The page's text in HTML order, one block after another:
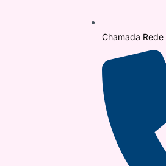
Chamada